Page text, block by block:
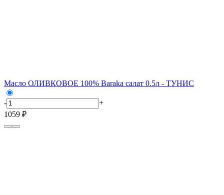
Масло ОЛИВКОВОЕ 100% Baraka салат 0.5л - ТУНИС
-
+
1059 ₽